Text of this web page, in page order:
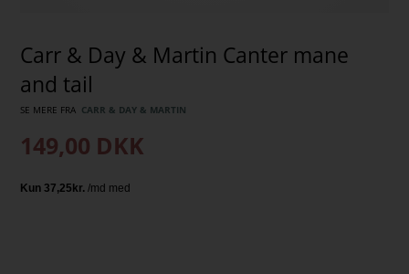
Carr & Day & Martin Canter mane
and tail
SE MERE FRA CARR & DAY & MARTIN
149,00 DKK